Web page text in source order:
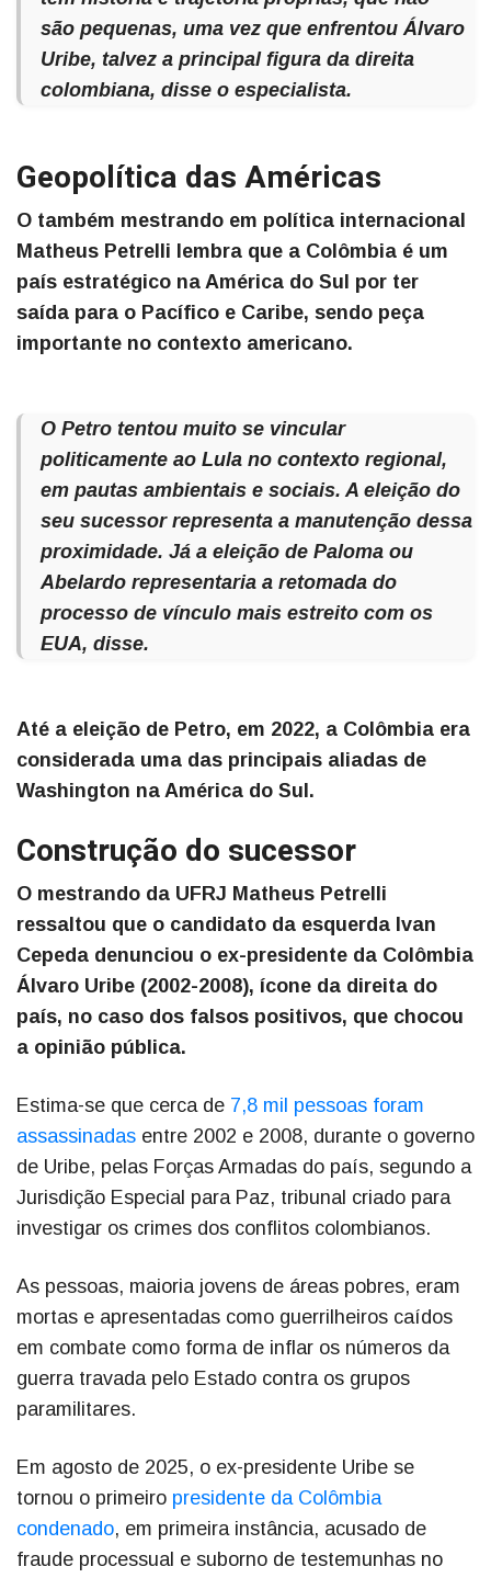
são pequenas, uma vez que enfrentou Álvaro
Uribe, talvez a principal figura da direita
colombiana, disse o especialista.
Geopolítica das Américas
O também mestrando em política internacional
Matheus Petrelli lembra que a Colômbia é um
país estratégico na América do Sul por ter
saída para o Pacífico e Caribe, sendo peça
importante no contexto americano.
O Petro tentou muito se vincular
politicamente ao Lula no contexto regional,
em pautas ambientais e sociais. A eleição do
seu sucessor representa a manutenção dessa
proximidade. Já a eleição de Paloma ou
Abelardo representaria a retomada do
processo de vínculo mais estreito com os
EUA, disse.
Até a eleição de Petro, em 2022, a Colômbia era
considerada uma das principais aliadas de
Washington na América do Sul.
Construção do sucessor
O mestrando da UFRJ Matheus Petrelli
ressaltou que o candidato da esquerda Ivan
Cepeda denunciou o ex-presidente da Colômbia
Álvaro Uribe (2002-2008), ícone da direita do
país, no caso dos falsos positivos, que chocou
a opinião pública.
Estima-se que cerca de 7,8 mil pessoas foram
assassinadas entre 2002 e 2008, durante o governo
de Uribe, pelas Forças Armadas do país, segundo a
Jurisdição Especial para Paz, tribunal criado para
investigar os crimes dos conflitos colombianos.
As pessoas, maioria jovens de áreas pobres, eram
mortas e apresentadas como guerrilheiros caídos
em combate como forma de inflar os números da
guerra travada pelo Estado contra os grupos
paramilitares.
Em agosto de 2025, o ex-presidente Uribe se
tornou o primeiro presidente da Colômbia
condenado, em primeira instância, acusado de
fraude processual e suborno de testemunhas no